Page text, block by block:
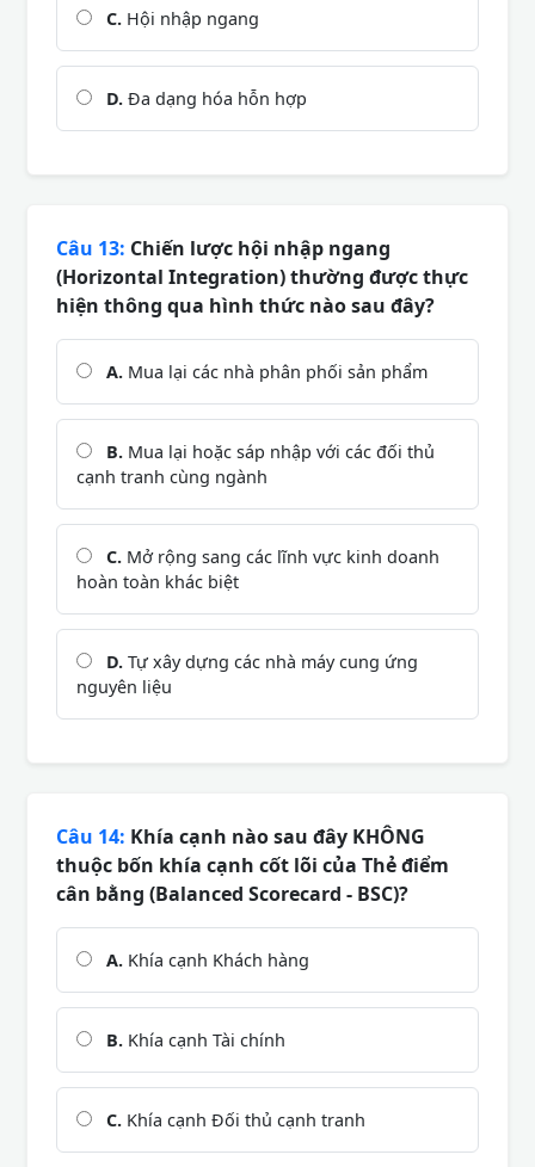
C. Hội nhập ngang
D. Đa dạng hóa hỗn hợp
Câu 13: Chiến lược hội nhập ngang
(Horizontal Integration) thường được thực
hiện thông qua hình thức nào sau đây?
A. Mua lại các nhà phân phối sản phẩm
B. Mua lại hoặc sáp nhập với các đối thủ
cạnh tranh cùng ngành
C. Mở rộng sang các lĩnh vực kinh doanh
hoàn toàn khác biệt
D. Tự xây dựng các nhà máy cung ứng
nguyên liệu
Câu 14: Khía cạnh nào sau đây KHÔNG
thuộc bốn khía cạnh cốt lõi của Thẻ điểm
cân bằng (Balanced Scorecard - BSC)?
A. Khía cạnh Khách hàng
B. Khía cạnh Tài chính
C. Khía cạnh Đối thủ cạnh tranh